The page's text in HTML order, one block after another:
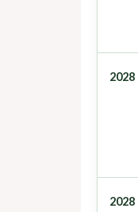
2028
2028